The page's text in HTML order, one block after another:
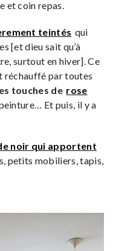
et coin repas.
teintés qui
[et dieu sait qu’à
surtout en hiver]. Ce
réchauffé par toutes
touches de rose
Et puis, il y a
noir qui apportent
petits mobiliers, tapis,